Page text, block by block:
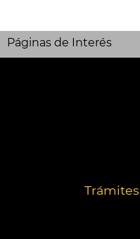
Páginas de Interés
Trámites